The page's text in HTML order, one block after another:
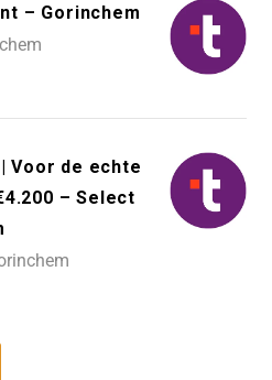
– Gorinchem
Voor de echte
– Select